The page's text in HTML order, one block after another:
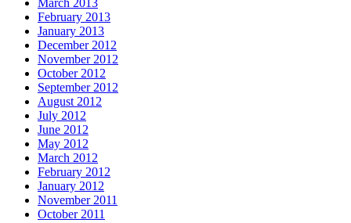
March 2013
February 2013
January 2013
December 2012
November 2012
October 2012
September 2012
August 2012
July 2012
June 2012
May 2012
March 2012
February 2012
January 2012
November 2011
October 2011